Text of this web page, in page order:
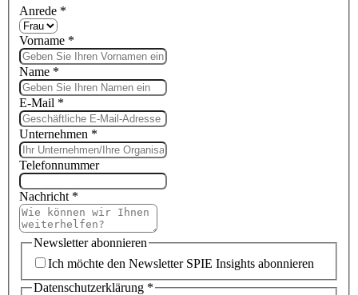
Anrede *
Vorname *
Name *
E-Mail *
Unternehmen *
Telefonnummer
Nachricht *
Newsletter abonnieren
Ich möchte den Newsletter SPIE Insights abonnieren
Datenschutzerklärung *